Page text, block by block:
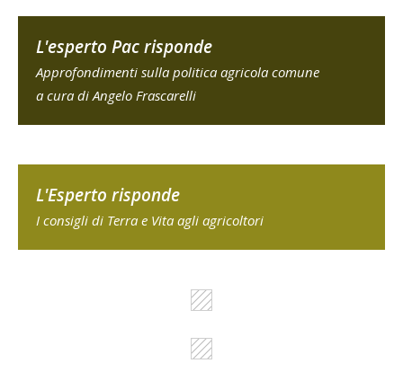
L'esperto Pac risponde
Approfondimenti sulla politica agricola comune
a cura di Angelo Frascarelli
L'Esperto risponde
I consigli di Terra e Vita agli agricoltori